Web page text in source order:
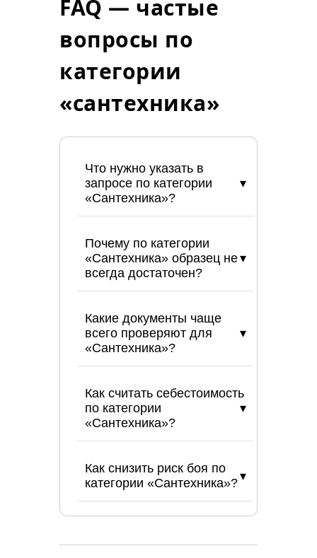
FAQ — частые
вопросы по
категории
«сантехника»
Что нужно указать в
запросе по категории
«Сантехника»?
Почему по категории
«Сантехника» образец не
всегда достаточен?
Какие документы чаще
всего проверяют для
«Сантехника»?
Как считать себестоимость
по категории
«Сантехника»?
Как снизить риск боя по
категории «Сантехника»?